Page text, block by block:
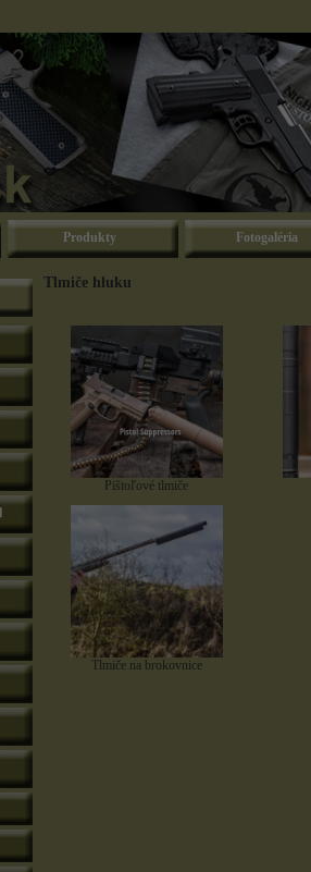
Produkty Fotogaléria
Tlmiče hluku
Pištoľové tlmiče
Tlmiče na brokovnice